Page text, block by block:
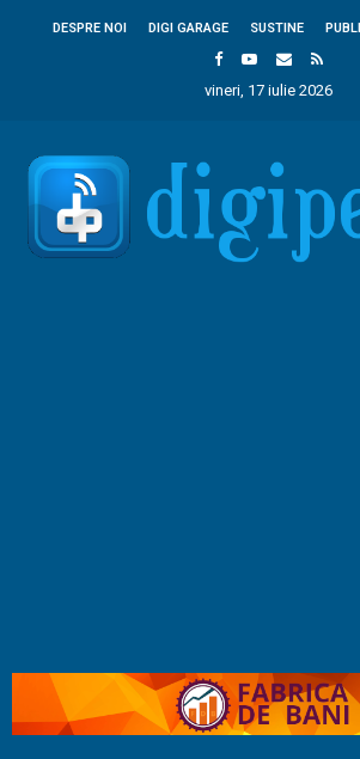
DESPRE NOI DIGI GARAGE SUSTINE
vineri, 17 iulie 2026